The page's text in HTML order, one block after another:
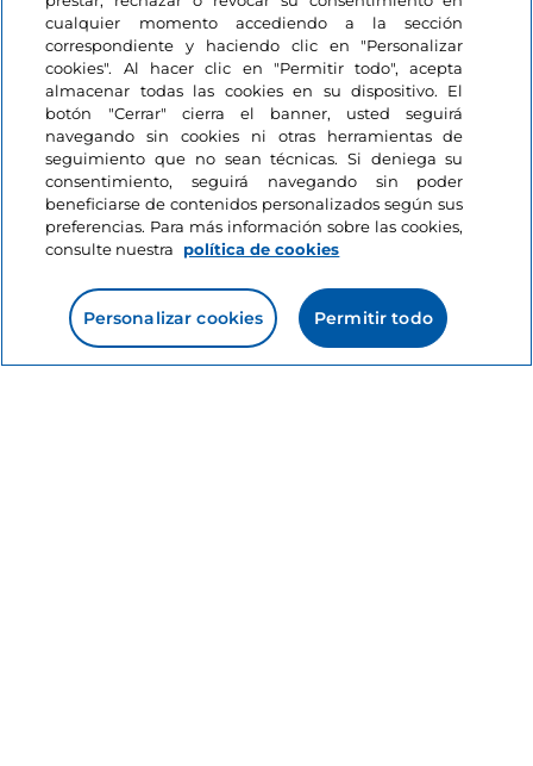
Celebraciones
Me gusta
Nochevieja en familia:
dónde ir
4 minutos
Información del sitio
cualquier momento accediendo a la sección
correspondiente y haciendo clic en "Personalizar
cookies". Al hacer clic en "Permitir todo", acepta
almacenar todas las cookies en su dispositivo. El
botón "Cerrar" cierra el banner, usted seguirá
navegando sin cookies ni otras herramientas de
seguimiento que no sean técnicas. Si deniega su
consentimiento, seguirá navegando sin poder
beneficiarse de contenidos personalizados según sus
preferencias. Para más información sobre las cookies,
consulte nuestra
política de cookies
Personalizar cookies Permitir todo